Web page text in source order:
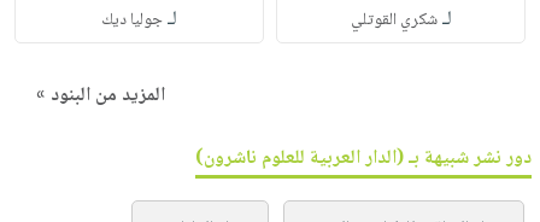
لـشكري القوتلي لـجوليا ديك
المزيد من البنود »
دور نشر شبيهة بـ (الدار العربية للعلوم ناشرون)